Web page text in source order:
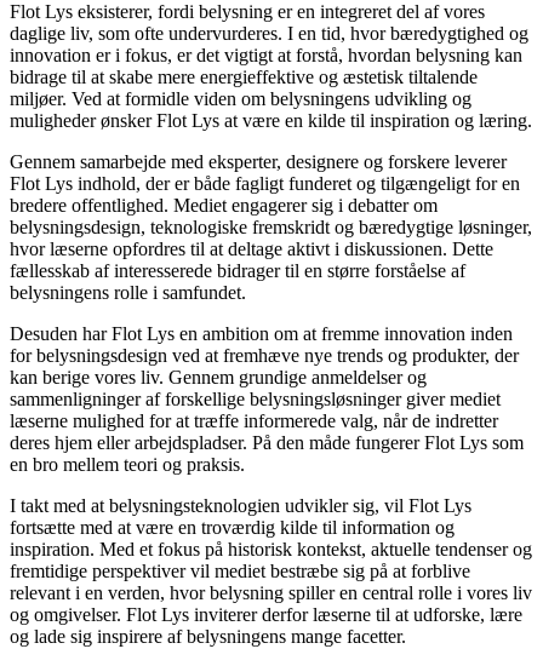
Flot Lys eksisterer, fordi belysning er en integreret del af vores
daglige liv, som ofte undervurderes. I en tid, hvor bæredygtighed og
innovation er i fokus, er det vigtigt at forstå, hvordan belysning kan
bidrage til at skabe mere energieffektive og æstetisk tiltalende
miljøer. Ved at formidle viden om belysningens udvikling og
muligheder ønsker Flot Lys at være en kilde til inspiration og læring.
Gennem samarbejde med eksperter, designere og forskere leverer
Flot Lys indhold, der er både fagligt funderet og tilgængeligt for en
bredere offentlighed. Mediet engagerer sig i debatter om
belysningsdesign, teknologiske fremskridt og bæredygtige løsninger,
hvor læserne opfordres til at deltage aktivt i diskussionen. Dette
fællesskab af interesserede bidrager til en større forståelse af
belysningens rolle i samfundet.
Desuden har Flot Lys en ambition om at fremme innovation inden
for belysningsdesign ved at fremhæve nye trends og produkter, der
kan berige vores liv. Gennem grundige anmeldelser og
sammenligninger af forskellige belysningsløsninger giver mediet
læserne mulighed for at træffe informerede valg, når de indretter
deres hjem eller arbejdspladser. På den måde fungerer Flot Lys som
en bro mellem teori og praksis.
I takt med at belysningsteknologien udvikler sig, vil Flot Lys
fortsætte med at være en troværdig kilde til information og
inspiration. Med et fokus på historisk kontekst, aktuelle tendenser og
fremtidige perspektiver vil mediet bestræbe sig på at forblive
relevant i en verden, hvor belysning spiller en central rolle i vores liv
og omgivelser. Flot Lys inviterer derfor læserne til at udforske, lære
og lade sig inspirere af belysningens mange facetter.